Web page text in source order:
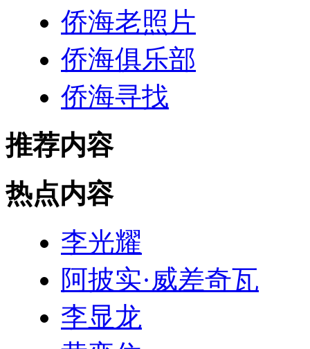
侨海老照片
侨海俱乐部
侨海寻找
推荐内容
热点内容
李光耀
阿披实·威差奇瓦
李显龙